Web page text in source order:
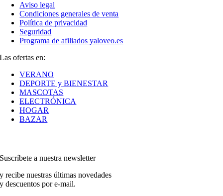
Aviso legal
Condiciones generales de venta
Política de privacidad
Seguridad
Programa de afiliados yaloveo.es
Las ofertas en:
VERANO
DEPORTE y BIENESTAR
MASCOTAS
ELECTRÓNICA
HOGAR
BAZAR
Suscríbete a nuestra newsletter
y recibe nuestras últimas novedades
y descuentos por e-mail.